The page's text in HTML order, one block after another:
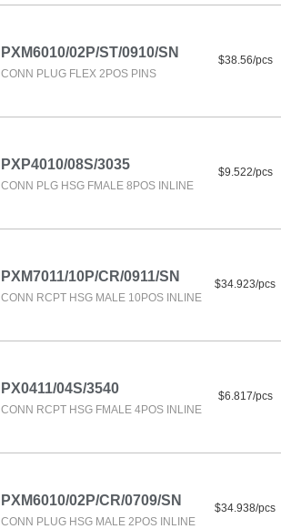
PXM6010/02P/ST/0910/SN
CONN PLUG FLEX 2POS PINS
$38.56/pcs
PXP4010/08S/3035
CONN PLG HSG FMALE 8POS INLINE
$9.522/pcs
PXM7011/10P/CR/0911/SN
CONN RCPT HSG MALE 10POS INLINE
$34.923/pcs
PX0411/04S/3540
CONN RCPT HSG FMALE 4POS INLINE
$6.817/pcs
PXM6010/02P/CR/0709/SN
CONN PLUG HSG MALE 2POS INLINE
$34.938/pcs